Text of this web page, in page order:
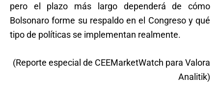
pero el plazo más largo dependerá de cómo
Bolsonaro forme su respaldo en el Congreso y qué
tipo de políticas se implementan realmente.
(Reporte especial de CEEMarketWatch para Valora
Analitik)